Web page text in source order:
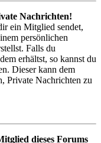
Nachrichten!
ein Mitglied sendet,
persönlichen
Falls du
erhältst, so kannst du
Dieser kann dem
Private Nachrichten zu
dieses Forums